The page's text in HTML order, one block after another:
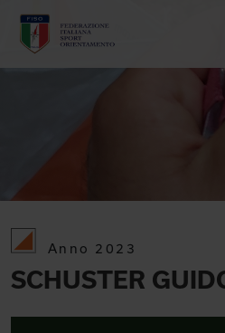
Anno 2023
SCHUSTER